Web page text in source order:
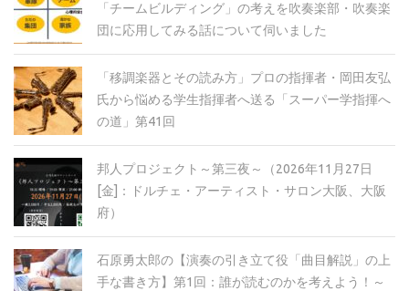
「チームビルディング」の考えを吹奏楽部・吹奏楽
団に応用してみる話について伺いました
「移調楽器とその読み方」プロの指揮者・岡田友弘
氏から悩める学生指揮者へ送る「スーパー学指揮へ
の道」第41回
邦人プロジェクト～第三夜～（2026年11月27日
[金]：ドルチェ・アーティスト・サロン大阪、大阪
府）
石原勇太郎の【演奏の引き立て役「曲目解説」の上
手な書き方】第1回：誰が読むのかを考えよう！～